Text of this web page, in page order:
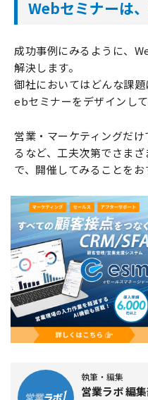
Webセミナーは
成功事例にみるように、
解決します。
御社においてはどんな課
ebセミナーをデザインして
営業・マーケティングだ
るなど、工夫次第でさま
で、開催してみることをお
執筆・編集
営業ラボ 編